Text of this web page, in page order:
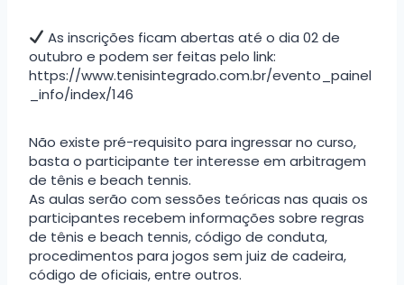
As inscrições ficam abertas até o dia 02 de
outubro e podem ser feitas pelo link:
https://www.tenisintegrado.com.br/evento_painel
_info/index/146
Não existe pré-requisito para ingressar no curso,
basta o participante ter interesse em arbitragem
de tênis e beach tennis.
As aulas serão com sessões teóricas nas quais os
participantes recebem informações sobre regras
de tênis e beach tennis, código de conduta,
procedimentos para jogos sem juiz de cadeira,
código de oficiais, entre outros.